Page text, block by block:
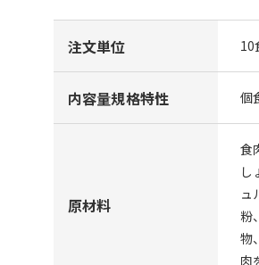
注文単位 10
内容量規格特性 個
原材料
食
し
ュ
粉
物
肉